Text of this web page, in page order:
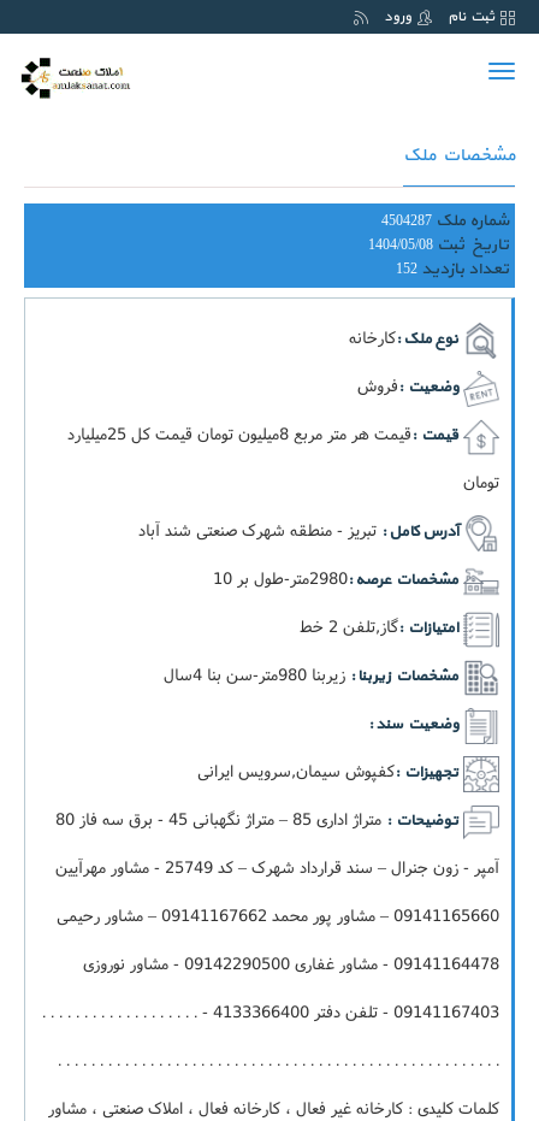
ثبت نام ورود
Toggle
مشخصات ملک
شماره ملک 4504287
تاریخ ثبت 1404/05/08
تعداد بازدید 152
نوع ملک :کارخانه
وضعیت :فروش
قیمت :
قيمت هر متر مربع 8ميليون تومان قيمت کل 25ميليارد
تومان
آدرس کامل : تبریز - منطقه شهرک صنعتی شند آباد
مشخصات عرصه :2980متر-طول بر 10
امتیازات :گاز,تلفن 2 خط
مشخصات زیربنا : زيربنا 980متر-سن بنا 4سال
وضعیت سند :
تجهیزات :کفپوش سیمان,سرویس ایرانی
توضیحات :
متراژ اداری 85 – متراژ نگهبانی 45 - برق سه فاز 80
آمپر - زون جنرال – سند قرارداد شهرک – کد 25749 - مشاور مهرآیین
09141165660 – مشاور پور محمد 09141167662 – مشاور رحیمی
09141164478 - مشاور غفاری 09142290500 - مشاور نوروزی
09141167403 - تلفن دفتر 4133366400 - . . . . . . . . . . . . . . . . . . .
. . . . . . . . . . . . . . . . . . . . . . . . . . . . . . . . . . . . . . . . . . . . . . . . . . . . .
کلمات کلیدی : کارخانه غیر فعال ، کارخانه فعال ، املاک صنعتی ، مشاور